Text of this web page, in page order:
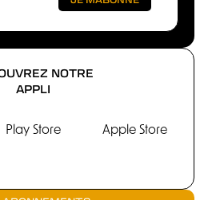
NOTRE
APPLI
Play Store Apple Store